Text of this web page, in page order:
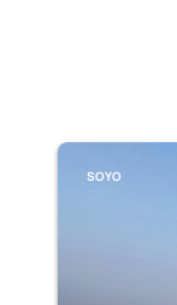
SOYO